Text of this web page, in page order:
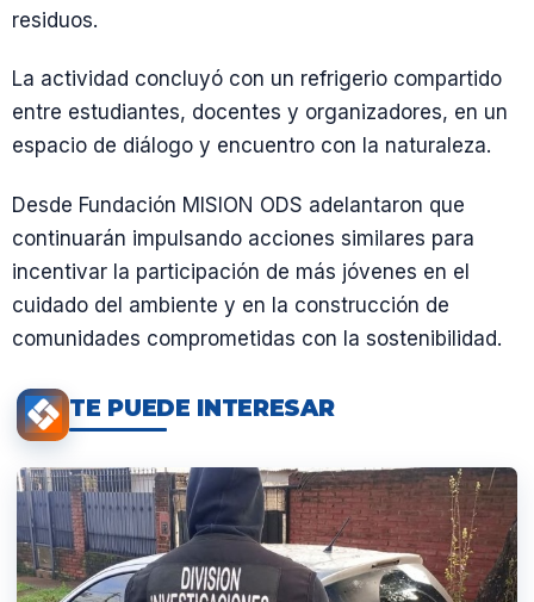
residuos.
La actividad concluyó con un refrigerio compartido
entre estudiantes, docentes y organizadores, en un
espacio de diálogo y encuentro con la naturaleza.
Desde Fundación MISION ODS adelantaron que
continuarán impulsando acciones similares para
incentivar la participación de más jóvenes en el
cuidado del ambiente y en la construcción de
comunidades comprometidas con la sostenibilidad.
TE PUEDE INTERESAR